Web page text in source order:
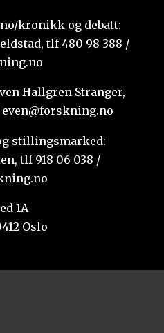
kronikk og debatt:
tlf 480 98 388 /
Hallgren Stranger,
even@forskning.no
stillingsmarked:
tlf 918 06 038 /
1A
Oslo